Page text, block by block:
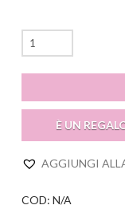
Lupe
quantità
È UN
AGGIUNGI
COD: N/A